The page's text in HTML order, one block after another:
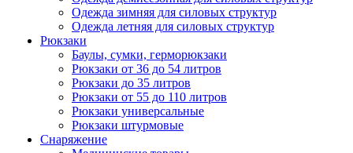
Одежда зимняя для силовых структур
Одежда летняя для силовых структур
Рюкзаки
Баулы, сумки, герморюкзаки
Рюкзаки от 36 до 54 литров
Рюкзаки до 35 литров
Рюкзаки от 55 до 110 литров
Рюкзаки универсальные
Рюкзаки штурмовые
Снаряжение